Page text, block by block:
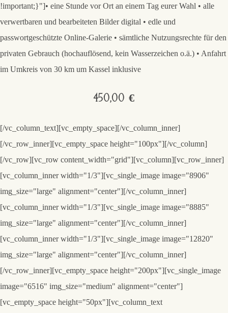
!important;}"]• eine Stunde vor Ort an einem Tag eurer Wahl • alle
verwertbaren und bearbeiteten Bilder digital • edle und
passwortgeschützte Online-Galerie • sämtliche Nutzungsrechte für den
privaten Gebrauch (hochauflösend, kein Wasserzeichen o.ä.) • Anfahrt
im Umkreis von 30 km um Kassel inklusive
450,00 €
[/vc_column_text][vc_empty_space][/vc_column_inner]
[/vc_row_inner][vc_empty_space height="100px"][/vc_column]
[/vc_row][vc_row content_width="grid"][vc_column][vc_row_inner]
[vc_column_inner width="1/3"][vc_single_image image="8906"
img_size="large" alignment="center"][/vc_column_inner]
[vc_column_inner width="1/3"][vc_single_image image="8885"
img_size="large" alignment="center"][/vc_column_inner]
[vc_column_inner width="1/3"][vc_single_image image="12820"
img_size="large" alignment="center"][/vc_column_inner]
[/vc_row_inner][vc_empty_space height="200px"][vc_single_image
image="6516" img_size="medium" alignment="center"]
[vc_empty_space height="50px"][vc_column_text